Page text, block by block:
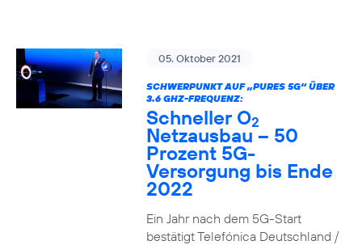
05. Oktober 2021
SCHWERPUNKT AUF „PURES 5G“ ÜBER
3.6 GHZ-FREQUENZ:
Schneller O2
Netzausbau – 50
Prozent 5G-
Versorgung bis Ende
2022
Ein Jahr nach dem 5G-Start
bestätigt Telefónica Deutschland /